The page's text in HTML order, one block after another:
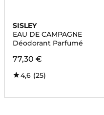
SISLEY
EAU DE CAMPAGNE
Déodorant Parfumé
77,30 €
4,6 (25)